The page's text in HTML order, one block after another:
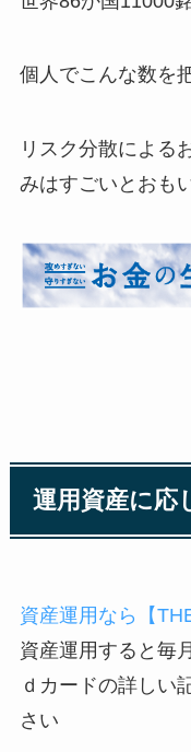
個人でこんな数を
リスク分散による
みはすごいとおも
運用資産に応
資産運用なら【
資産運用すると毎
ｄカードの詳しい
さい